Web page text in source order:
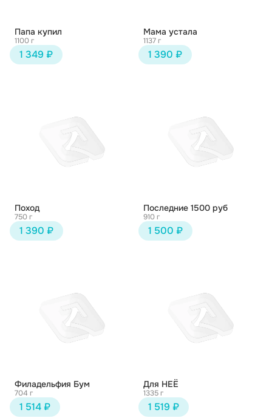
Папа купил
1100 г
1 349 ₽
Мама устала
1137 г
1 390 ₽
Поход
750 г
1 390 ₽
Последние 1500 руб
910 г
1 500 ₽
Филадельфия Бум
704 г
1 514 ₽
Для НЕЁ
1335 г
1 519 ₽